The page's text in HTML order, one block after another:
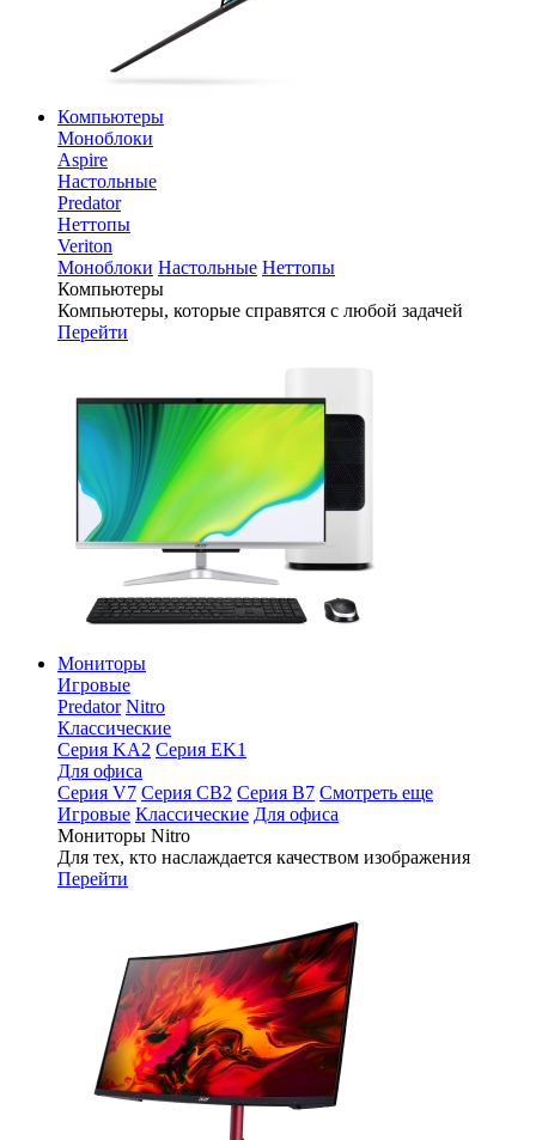
Компьютеры
Моноблоки
Aspire
Настольные
Predator
Неттопы
Veriton
Моноблоки Настольные Неттопы
Компьютеры
Компьютеры, которые справятся с любой задачей
Перейти
Мониторы
Игровые
Predator Nitro
Классические
Серия KA2 Серия EK1
Для офиса
Серия V7 Серия CB2 Серия B7 Смотреть еще
Игровые Классические Для офиса
Мониторы Nitro
Для тех, кто наслаждается качеством изображения
Перейти